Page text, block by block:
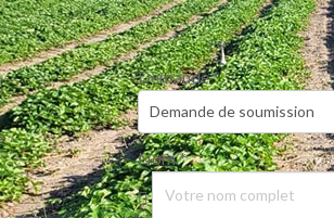
Demande*
Nom*